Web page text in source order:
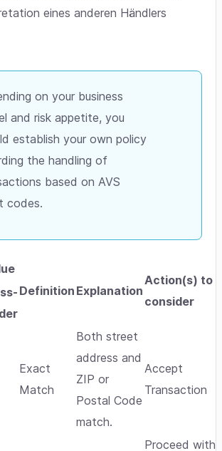
eines anderen Händlers
on your business
and risk appetite, you
establish your own policy
the handling of
based on AVS
codes.
Definition Explanation
Action(s) to
consider
Exact
Match
Both street
address and
ZIP or
Postal Code
match.
Accept
Transaction
Proceed with